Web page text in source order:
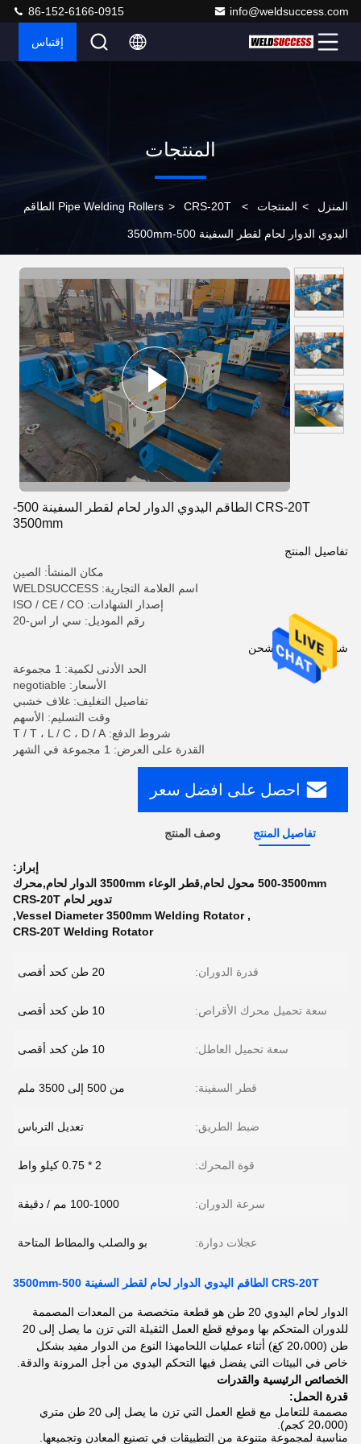
info@weldsuccess.com
86-152-6166-0915
إقتباس
المنتجات
المنزل > المنتجات >
Pipe Welding Rollers > CRS-20T الطاقم
اليدوي الدوار لحام لقطر السفينة 500-3500mm
CRS-20T الطاقم اليدوي الدوار لحام لقطر السفينة 500-
3500mm
تفاصيل المنتج
مكان المنشأ: الصين
اسم العلامة التجارية: WELDSUCCESS
إصدار الشهادات: ISO / CE / CO
رقم الموديل: سي ار اس-20
شروط الدفع والشحن
الحد الأدنى لكمية: 1 مجموعة
الأسعار: negotiable
تفاصيل التغليف: غلاف خشبي
وقت التسليم: الأسهم
شروط الدفع: T / T ، L / C ، D / A
القدرة على العرض: 1 مجموعة في الشهر
احصل على افضل سعر
تفاصيل المنتج وصف المنتج
إبراز:
500-3500mm محول لحام,قطر الوعاء 3500mm الدوار لحام,محرك
تدوير لحام CRS-20T
,
Vessel Diameter 3500mm Welding Rotator
,
CRS-20T Welding Rotator
قدرة الدوران: 20 طن كحد أقصى
سعة تحميل محرك الأقراص: 10 طن كحد أقصى
سعة تحميل العاطل: 10 طن كحد أقصى
قطر السفينة: من 500 إلى 3500 ملم
ضبط الطريق: تعديل الترباس
قوة المحرك: 2 * 0.75 كيلو واط
سرعة الدوران: 100-1000 مم / دقيقة
عجلات دوارة: بو والصلب والمطاط المتاحة
CRS-20T الطاقم اليدوي الدوار لحام لقطر السفينة 500-3500mm
الدوار لحام اليدوي 20 طن هو قطعة متخصصة من المعدات المصممة
للدوران المتحكم بها وموقع قطع العمل الثقيلة التي تزن ما يصل إلى 20
طن (20،000 كغ) أثناء عمليات اللحامهذا النوع من الدوار مفيد بشكل
خاص في البيئات التي يفضل فيها التحكم اليدوي من أجل المرونة والدقة.
الخصائص الرئيسية والقدرات
قدرة الحمل:
مصممة للتعامل مع قطع العمل التي تزن ما يصل إلى 20 طن متري
(20،000 كجم).
مناسبة لمجموعة متنوعة من التطبيقات في تصنيع المعادن وتجميعها.